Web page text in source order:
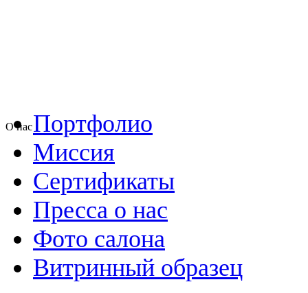
О насПортфолио
Миссия
Сертификаты
Пресса о нас
Фото салона
Витринный образец